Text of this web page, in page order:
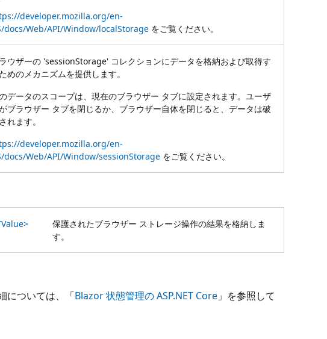
developer.mozilla.org/en-
docs/Web/API/Window/localStorage をご覧ください。
ウザーの 'sessionStorage' コレクションにデータを格納および取得す
めのメカニズムを提供します。
データのスコープは、現在のブラウザー タブに設定されます。ユーザ
ブラウザー タブを閉じるか、ブラウザー自体を閉じると、データは破
れます。
developer.mozilla.org/en-
docs/Web/API/Window/sessionStorage をご覧ください。
保護されたブラウザー ストレージ操作の結果を格納しま
す。
については、「Blazor 状態管理の ASP.NET Core 」を参照して